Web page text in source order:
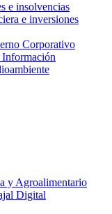
e insolvencias
e inversiones
Corporativo
Información
y Agroalimentario
Digital